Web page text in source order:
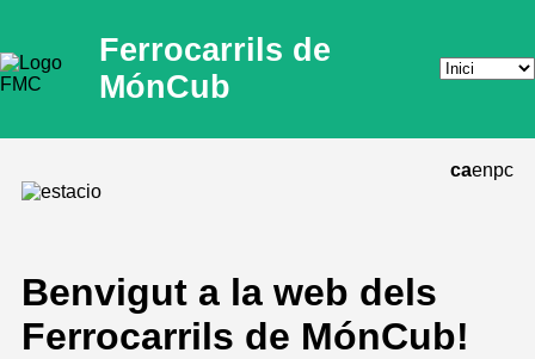
Ferrocarrils de
MónCub
caenpc
Benvigut a la web dels
Ferrocarrils de MónCub!